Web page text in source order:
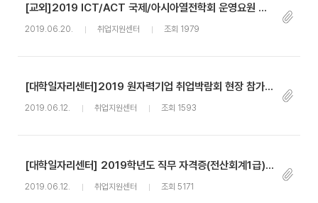
[교외]2019 ICT/ACT 국제/아시아열전학회 운영요원 모집 안내
2019.06.20. 취업지원센터 조회 1979
[대학일자리센터]2019 원자력기업 취업박람회 현장 참가자 모집 안내(추가 모집)
2019.06.12. 취업지원센터 조회 1593
[대학일자리센터] 2019학년도 직무 자격증(전산회계1급) 취득강좌 참가자 (추가)모집
2019.06.12. 취업지원센터 조회 5171